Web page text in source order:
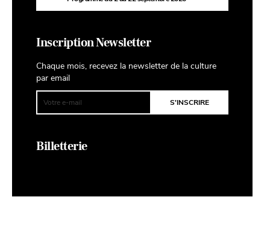
Inscription Newsletter
Chaque mois, recevez la newsletter de la culture
par email
Billetterie